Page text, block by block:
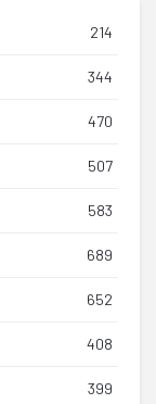
214
344
470
507
583
689
652
408
399